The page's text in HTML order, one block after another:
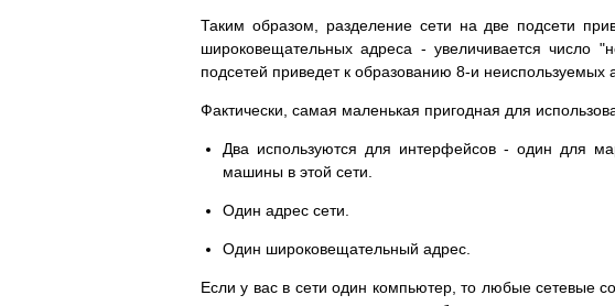
Таким образом, разделение сети на две подсети
широковещательных адреса - увеличивается число
подсетей приведет к образованию 8-и неиспользуемых
Фактически, самая маленькая пригодная для
Два используются для интерфейсов - один для
машины в этой сети.
Один адрес сети.
Один широковещательный адрес.
Если у вас в сети один компьютер, то любые сетевые